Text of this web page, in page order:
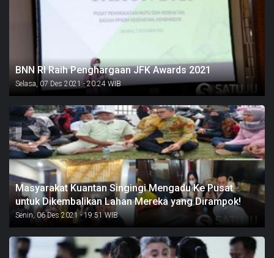
BNN RI Raih Penghargaan JFK Awards 2021
Selasa, 07 Des 2021 - 20:24 WIB
Masyarakat Kuantan Singingi Mengadu Ke Pusat
untuk Dikembalikan Lahan Mereka yang Dirampok!
Senin, 06 Des 2021 - 19:51 WIB